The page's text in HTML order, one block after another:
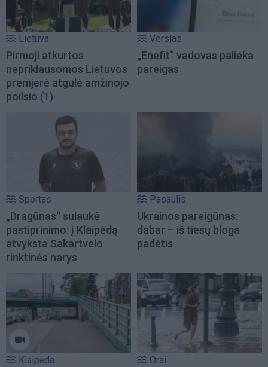
Lietuva
Pirmoji atkurtos
nepriklausomos Lietuvos
premjerė atgulė amžinojo
poilsio (1)
Verslas
„Enefit“ vadovas palieka
pareigas
Sportas
„Dragūnas“ sulaukė
pastiprinimo: į Klaipėdą
atvyksta Sakartvelo
rinktinės narys
Pasaulis
Ukrainos pareigūnas:
dabar – iš tiesų bloga
padėtis
Klaipėda Orai